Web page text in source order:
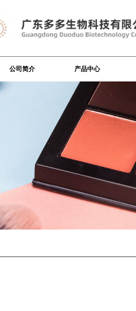
公司简介 产品中心